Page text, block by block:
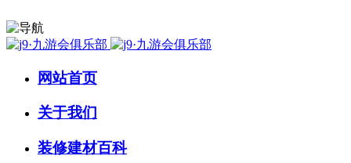
网站首页
关于我们
装修建材百科